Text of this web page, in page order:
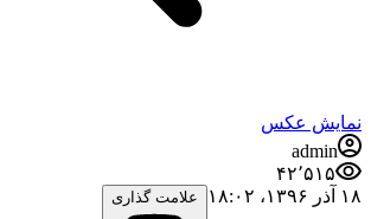
نمایش عکس
admin
۴۲٬۵۱۵
۱۸ آذر ۱۳۹۶،‏ ۱۸:۰۲
علامت گذاری